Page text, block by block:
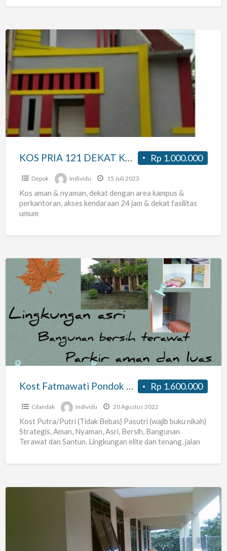
KOS
PRIA
121
DEKAT
KAMPUS
UPN
PONDOKLABU
Rp 1.000.000
KOS PRIA 121 DEKAT KAMPUS UPN PONDOKLABU JAKARTA
Depok Individu 15 Juli 2023
Kos aman & nyaman, dekat dengan area kampus &
perkantoran, akses kendaraan 24 jam & dekat fasilitas
umum
Kost
Fatmawati
Pondok
Cilandak
Rp 1.600.000
Kost Fatmawati Pondok Labu Cilandak
Cilandak Individu 20 Agustus 2022
Kost Putra/Putri (Tidak Bebas) Pasutri (wajib buku nikah)
Strategis, Aman, Nyaman, Asri, Bersih, Bangunan
Terawat dan Santun. Lingkungan elite dan tenang, jalan